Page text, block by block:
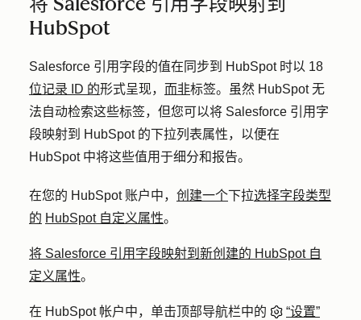
HubSpot
Salesforce 引用字段的值在同步到 HubSpot 时以 18
位记录 ID 的形式呈现， 而非标签。虽然 HubSpot 无
法自动检索这些标签，但您可以将 Salesforce 引用字
段映射到 HubSpot 的下拉列表属性，以便在
HubSpot 中将这些值用于细分和报告。
在您的 HubSpot 账户中， 创建一个下拉选择字段类型
的 HubSpot 自定义属性。
将 Salesforce 引用字段映射到新创建的 HubSpot 自
定义属性。
在 HubSpot 帐户中，单击顶部导航栏中的
“设置”